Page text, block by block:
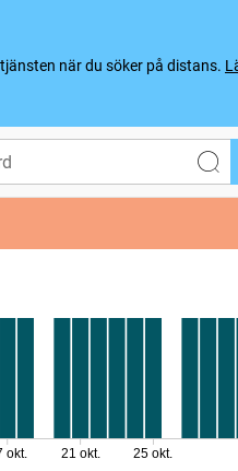
när du söker på distans.
okt. 21 okt. 25 okt.